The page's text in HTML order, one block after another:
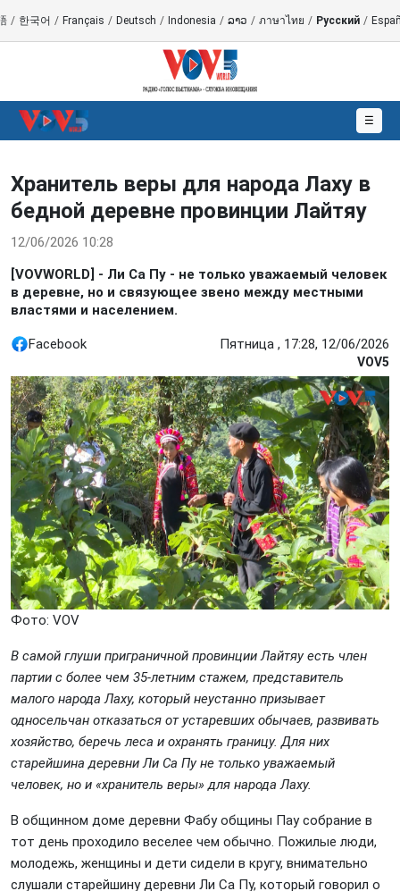
/ 한국어 / Français / Deutsch / Indonesia / ລາວ / ภาษาไทย / Русский /
☰
Хранитель веры для народа Лаху в
бедной деревне провинции Лайтяу
12/06/2026 10:28
[VOVWORLD] - Ли Са Пу - не только уважаемый человек
в деревне, но и связующее звено между местными
властями и населением.
Facebook Пятница , 17:28, 12/06/2026
VOV5
Фото: VOV
В самой глуши приграничной провинции Лайтяу есть член
партии с более чем 35-летним стажeм, представитель
малого народа Лаху, который неустанно призывает
односельчан отказаться от устаревших обычаев, развивать
хозяйство, беречь леса и охранять границу. Для них
старейшина деревни Ли Са Пу не только уважаемый
человек, но и «хранитель веры» для народа Лаху.
В общинном доме деревни Фабу общины Пау собрание в
тот день проходило веселее чем обычно. Пожилые люди,
молодежь, женщины и дети сидели в кругу, внимательно
слушали старейшину деревни Ли Са Пу, который говорил о